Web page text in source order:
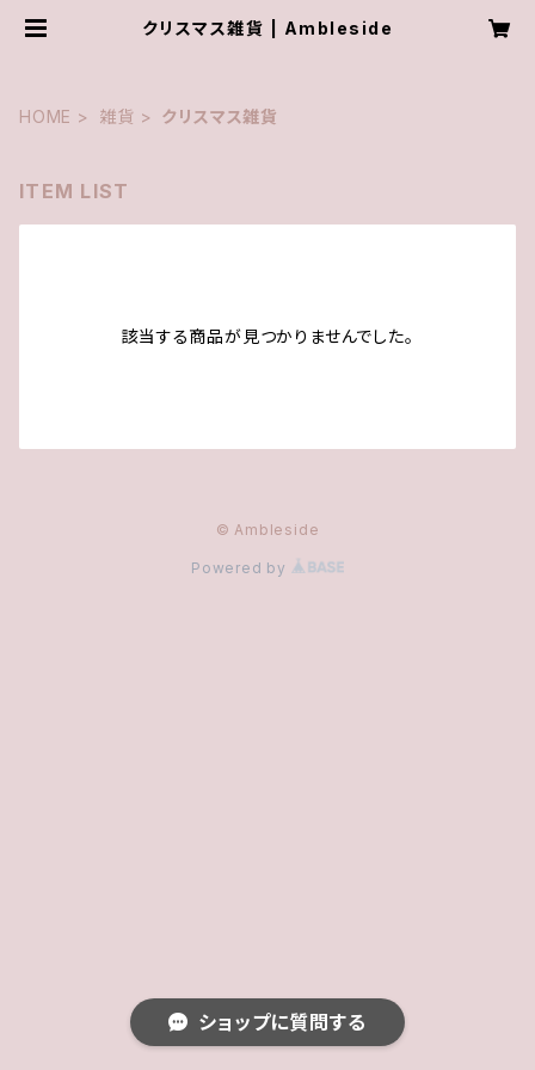
クリスマス雑貨 | Ambleside
HOME 雑貨 クリスマス雑貨
ITEM LIST
該当する商品が見つかりませんでした。
© Ambleside
Powered by
ショップに質問する